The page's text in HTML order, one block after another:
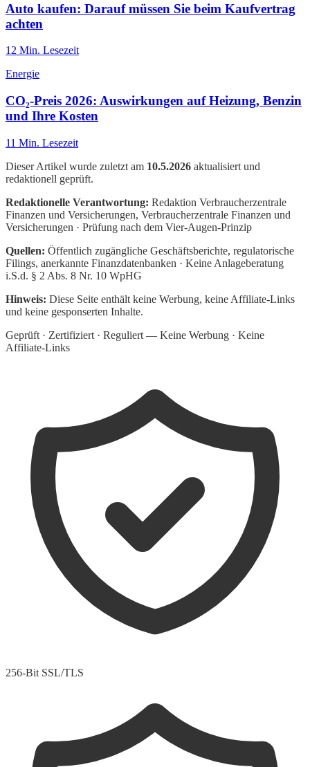
Auto kaufen: Darauf müssen Sie beim Kaufvertrag
achten
12 Min. Lesezeit
Energie
CO₂-Preis 2026: Auswirkungen auf Heizung, Benzin
und Ihre Kosten
11 Min. Lesezeit
Dieser Artikel wurde zuletzt am 10.5.2026 aktualisiert und
redaktionell geprüft.
Redaktionelle Verantwortung: Redaktion Verbraucherzentrale
Finanzen und Versicherungen, Verbraucherzentrale Finanzen und
Versicherungen · Prüfung nach dem Vier-Augen-Prinzip
Quellen: Öffentlich zugängliche Geschäftsberichte, regulatorische
Filings, anerkannte Finanzdatenbanken · Keine Anlageberatung
i.S.d. § 2 Abs. 8 Nr. 10 WpHG
Hinweis: Diese Seite enthält keine Werbung, keine Affiliate-Links
und keine gesponserten Inhalte.
Geprüft · Zertifiziert · Reguliert — Keine Werbung · Keine
Affiliate-Links
256-Bit SSL/TLS